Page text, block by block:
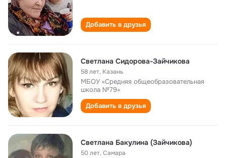
Добавить в друзья
Cветлана Сидорова-Зайчикова
58 лет, Казань
МБОУ «Средняя общеобразовательная
школа №79»
Добавить в друзья
Светлана Бакулина (Зайчикова)
50 лет,Самара